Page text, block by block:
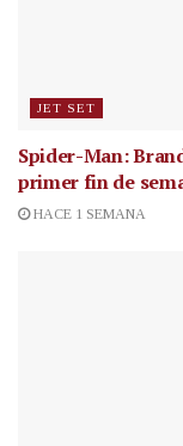
JET SET
Spider-Man:
primer fin de
HACE 1 SEMANA